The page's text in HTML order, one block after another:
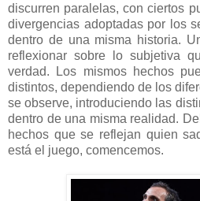
discurren paralelas, con ciertos
divergencias adoptadas por los
dentro de una misma historia.
reflexionar sobre lo subjetiva
verdad. Los mismos hechos
distintos, dependiendo de los
se observe, introduciendo las
dentro de una misma realidad.
hechos que se reflejan quien
está el juego, comencemos.